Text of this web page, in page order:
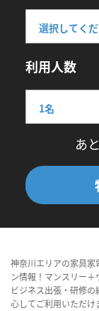
利用人数
あ
神奈川エリアの家具家
ン情報！マンスリー＋
ビジネス出張・研修
心してご利用いただけ